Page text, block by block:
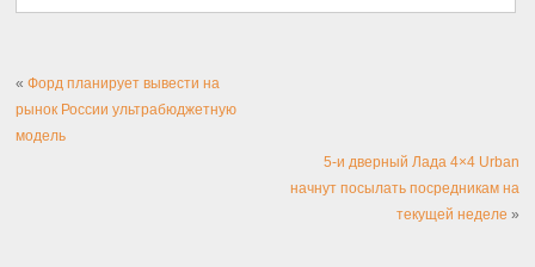
«Форд планирует вывести на
рынок России ультрабюджетную
модель
5-и дверный Лада 4×4 Urban
начнут посылать посредникам на
текущей неделе »